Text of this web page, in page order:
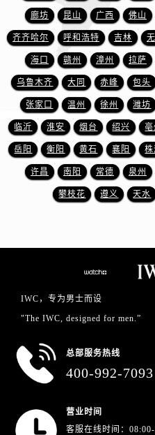
廊坊 昆山 广西 佛山
齐齐哈尔 呼和浩特 吉林
海口 赣州 漳州 拉萨
乌鲁木齐 大同 赤峰 包头
张家口 温州 徐州 潍坊
临沂 淮安 烟台 绍兴 亳
岳阳 衡阳 黄石 襄阳 株
许昌 南阳 常德 泉州
攀枝花 遵义 天水
IWC，专为男士而设
"The IWC, designed for men.”
总部服务热线
400-992-7093
营业时间
客服在线时间：